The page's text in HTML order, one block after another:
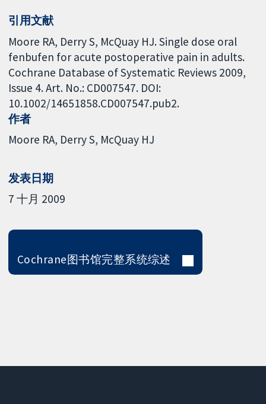
引用文献
Moore RA, Derry S, McQuay HJ. Single dose oral
fenbufen for acute postoperative pain in adults.
Cochrane Database of Systematic Reviews 2009,
Issue 4. Art. No.: CD007547. DOI:
10.1002/14651858.CD007547.pub2.
作者
Moore RA Derry S McQuay HJ
发表日期
7 十月 2009
Cochrane图书馆完整系统综述